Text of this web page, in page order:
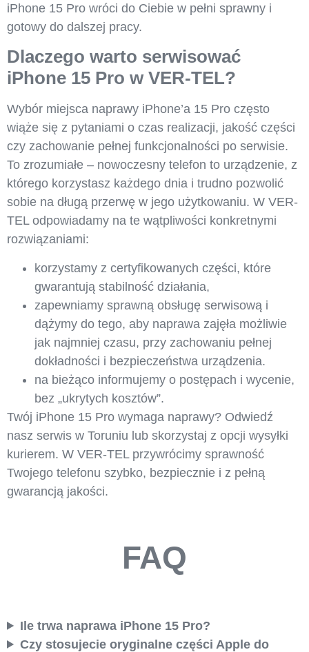
iPhone 15 Pro wróci do Ciebie w pełni sprawny i
gotowy do dalszej pracy.
Dlaczego warto serwisować
iPhone 15 Pro w VER-TEL?
Wybór miejsca naprawy iPhone’a 15 Pro często
wiąże się z pytaniami o czas realizacji, jakość części
czy zachowanie pełnej funkcjonalności po serwisie.
To zrozumiałe – nowoczesny telefon to urządzenie, z
którego korzystasz każdego dnia i trudno pozwolić
sobie na długą przerwę w jego użytkowaniu. W VER-
TEL odpowiadamy na te wątpliwości konkretnymi
rozwiązaniami:
korzystamy z certyfikowanych części, które
gwarantują stabilność działania,
zapewniamy sprawną obsługę serwisową i
dążymy do tego, aby naprawa zajęła możliwie
jak najmniej czasu, przy zachowaniu pełnej
dokładności i bezpieczeństwa urządzenia.
na bieżąco informujemy o postępach i wycenie,
bez „ukrytych kosztów”.
Twój iPhone 15 Pro wymaga naprawy? Odwiedź
nasz serwis w Toruniu lub skorzystaj z opcji wysyłki
kurierem. W VER-TEL przywrócimy sprawność
Twojego telefonu szybko, bezpiecznie i z pełną
gwarancją jakości.
FAQ
Ile trwa naprawa iPhone 15 Pro?
Czy stosujecie oryginalne części Apple do